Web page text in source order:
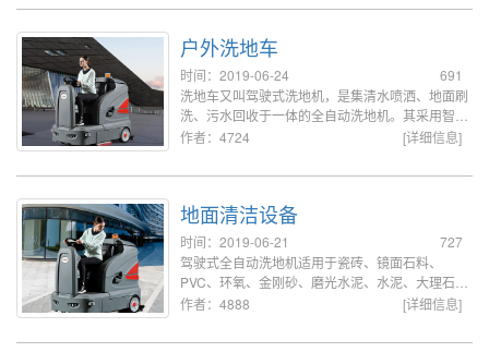
户外洗地车
691
时间：2019-06-24
洗地车又叫驾驶式洗地机，是集清水喷洒、地面刷
洗、污水回收于一体的全自动洗地机。其采用智能
控制、高效清洗、人性化操作设计，是各行业用于
场、地下车库、市政环卫、食堂、酒店、宾馆、卖
的硬质地面专业清洁工作。
[详细信息]
作者：4724
地面清洁设备
727
时间：2019-06-21
驾驶式全自动洗地机适用于瓷砖、镜面石料、
PVC、环氧、金刚砂、磨光水泥、水泥、大理石、
玻化砖、塑胶地板、小方砖、水磨石等硬质地面的
馆、广场、候车厅等场地保洁的理想工具。
[详细信息]
作者：4888